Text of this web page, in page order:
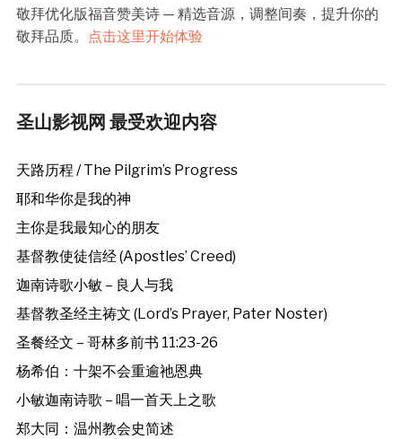
敬拜优化版福音赞美诗 — 精选音源，调整间奏，提升你的
敬拜品质。
点击这里开始体验
圣山影视网 最受欢迎内容
天路历程 / The Pilgrim’s Progress
耶和华你是我的神
主你是我最知心的朋友
基督教使徒信经 (Apostles’ Creed)
迦南诗歌小敏 – 良人与我
基督教圣经主祷文 (Lord’s Prayer, Pater Noster)
圣餐经文 – 哥林多前书 11:23-26
杨希伯：十架不会重逾祂恩典
小敏迦南诗歌 – 唱一首天上之歌
郑大同：温州教会史简述